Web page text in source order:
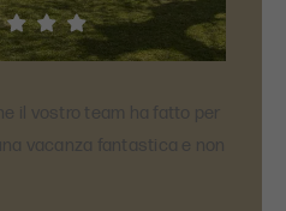
il vostro team ha fatto per
vacanza fantastica e non